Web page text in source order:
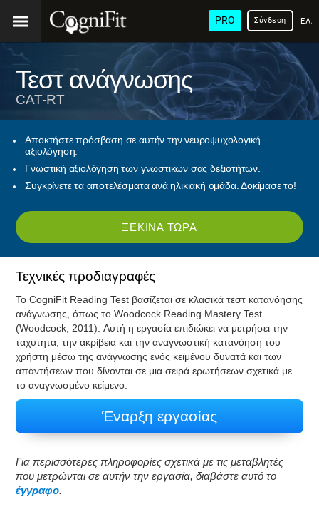
PRO Σύνδεση
Τεστ ανάγνωσης
CAT-RT
Αποκτήστε πρόσβαση σε αυτήν την νευροψυχολογική
αξιολόγηση.
Γνωστική αξιολόγηση των γνωστικών σας δεξιοτήτων.
Συγκρίνετε τα αποτελέσματα ανά ηλικιακή ομάδα. Δοκίμασε το!
ΞΕΚΊΝΑ ΤΏΡΑ
Τεχνικές προδιαγραφές
Το CogniFit Reading Test βασίζεται σε κλασικά τεστ κατανόησης
ανάγνωσης, όπως το Woodcock Reading Mastery Test
(Woodcock, 2011). Αυτή η εργασία επιδιώκει να μετρήσει την
ταχύτητα, την ακρίβεια και την αναγνωστική κατανόηση του
χρήστη μέσω της ανάγνωσης ενός κειμένου δυνατά και των
απαντήσεων που δίνονται σε μια σειρά ερωτήσεων σχετικά με
το αναγνωσμένο κείμενο.
Έναρξη εργασίας
Για περισσότερες πληροφορίες σχετικά με τις μεταβλητές
που μετρώνται σε αυτήν την εργασία, διαβάστε αυτό το
έγγραφο.